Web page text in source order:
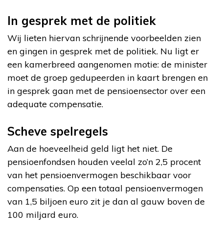
In gesprek met de politiek
Wij lieten hiervan schrijnende voorbeelden zien
en gingen in gesprek met de politiek. Nu ligt er
een kamerbreed aangenomen motie: de minister
moet de groep gedupeerden in kaart brengen en
in gesprek gaan met de pensioensector over een
adequate compensatie.
Scheve spelregels
Aan de hoeveelheid geld ligt het niet. De
pensioenfondsen houden veelal zo’n 2,5 procent
van het pensioenvermogen beschikbaar voor
compensaties. Op een totaal pensioenvermogen
van 1,5 biljoen euro zit je dan al gauw boven de
100 miljard euro.